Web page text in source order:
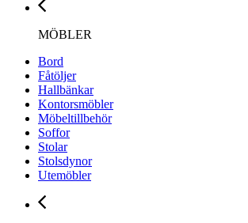
MÖBLER
Bord
Fåtöljer
Hallbänkar
Kontorsmöbler
Möbeltillbehör
Soffor
Stolar
Stolsdynor
Utemöbler